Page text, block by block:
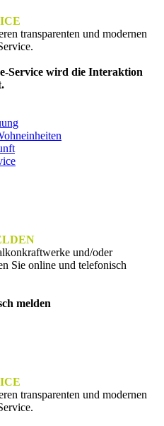
transparenten und modernen
Service wird die Interaktion
und/oder
Sie online und telefonisch
melden
transparenten und modernen